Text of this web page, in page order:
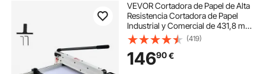
prensa sublimacion prensa de sublimacion
prensa t sublimacion
VEVOR Cortadora de Papel de Alta
Resistencia Cortadora de Papel
Industrial y Comercial de 431,8 mm
para Papel A3, Capacidad para 400
Hojas Cortadora de Papel Apilado
para Oficina, Escuela, Blanco
(419)
14690€